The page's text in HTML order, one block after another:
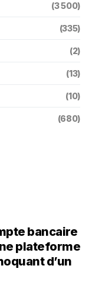
(3 500)
(335)
(2)
(13)
(10)
(680)
bancaire
plateforme
d’un